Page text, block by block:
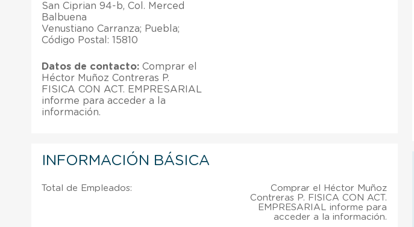
San Ciprian 94-b, Col. Merced
Balbuena
Venustiano Carranza; Puebla;
Código Postal: 15810
Datos de contacto: Comprar el
Héctor Muñoz Contreras P.
FISICA CON ACT. EMPRESARIAL
informe para acceder a la
información.
INFORMACIÓN BÁSICA
Total de Empleados:
Comprar el Héctor Muñoz
Contreras P. FISICA CON ACT.
EMPRESARIAL informe para
acceder a la información.